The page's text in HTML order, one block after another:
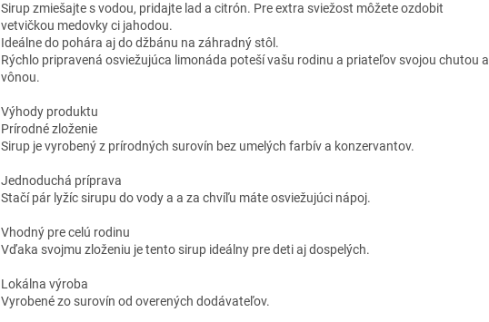
Sirup zmiešajte s vodou, pridajte lad a citrón. Pre extra sviežost môžete ozdobit
vetvičkou medovky ci jahodou.
Ideálne do pohára aj do džbánu na záhradný stôl.
Rýchlo pripravená osviežujúca limonáda poteší vašu rodinu a priateľov svojou chutou a
vônou.
Výhody produktu
Prírodné zloženie
Sirup je vyrobený z prírodných surovín bez umelých farbív a konzervantov.
Jednoduchá príprava
Stačí pár lyžíc sirupu do vody a a za chvíľu máte osviežujúci nápoj.
Vhodný pre celú rodinu
Vďaka svojmu zloženiu je tento sirup ideálny pre deti aj dospelých.
Lokálna výroba
Vyrobené zo surovín od overených dodávateľov.